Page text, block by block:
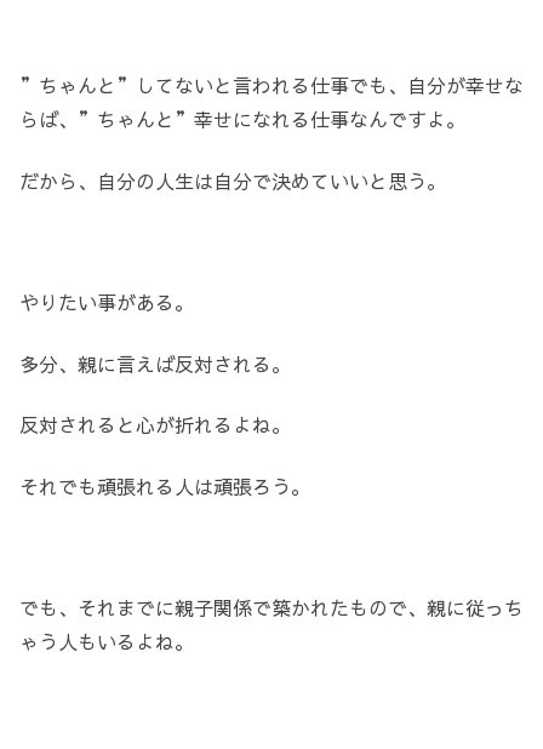
”ちゃんと”してないと言われる仕事でも、自分が幸せな
らば、”ちゃんと”幸せになれる仕事なんですよ。
だから、自分の人生は自分で決めていいと思う。
やりたい事がある。
多分、親に言えば反対される。
反対されると心が折れるよね。
それでも頑張れる人は頑張ろう。
でも、それまでに親子関係で築かれたもので、親に従っち
ゃう人もいるよね。